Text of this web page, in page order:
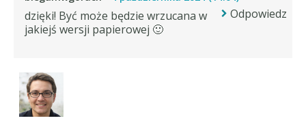
Odpowiedz
dzięki! Być może będzie wrzucana w
jakiejś wersji papierowej 🙂